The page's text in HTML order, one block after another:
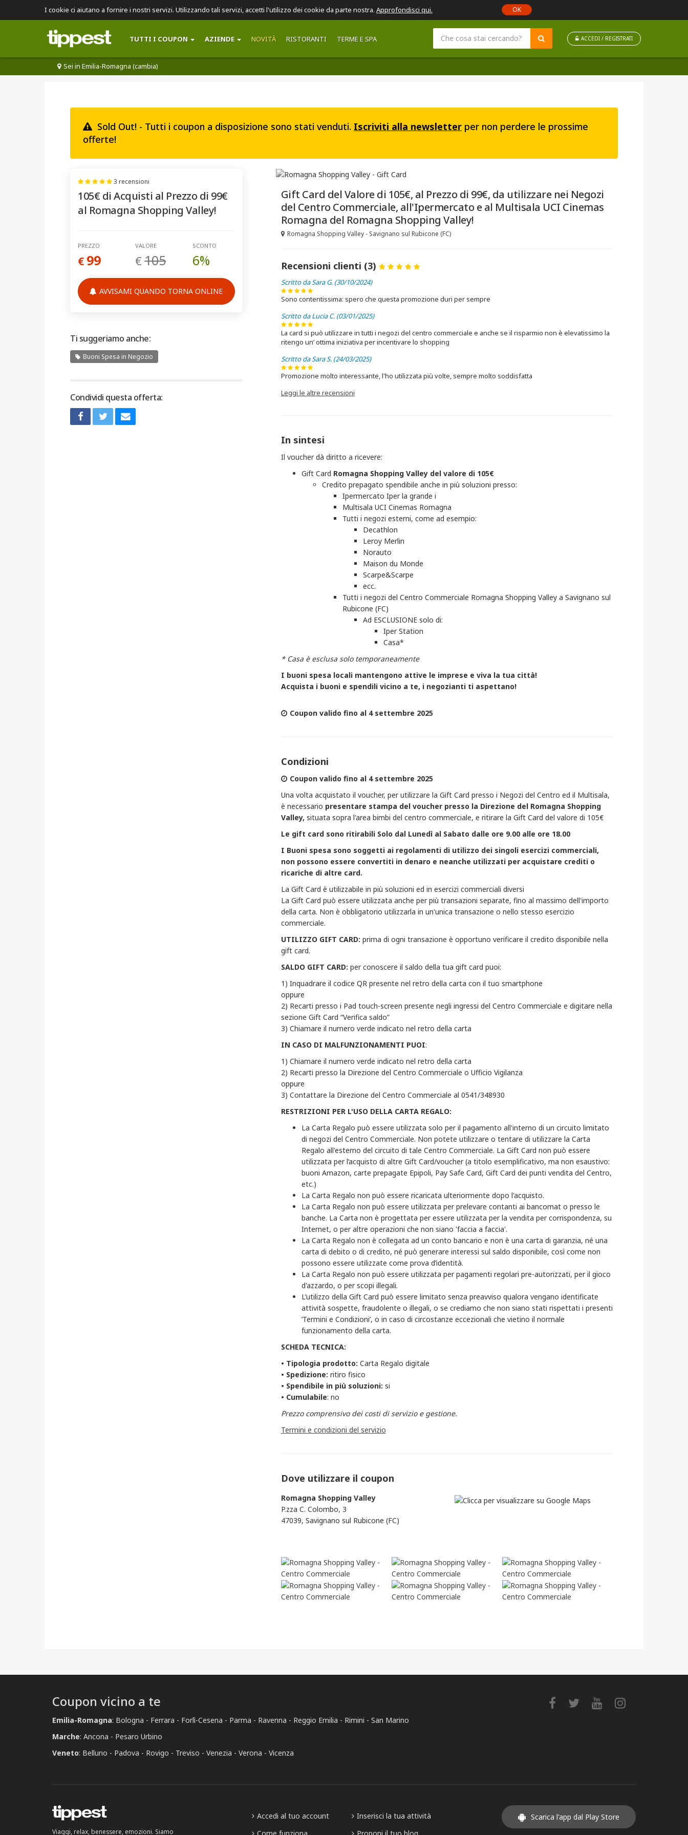
I cookie ci aiutano a fornire i nostri servizi. Utilizzando tali servizi, accetti l'utilizzo dei cookie da parte nostra. Approfondisci qui. OK
TUTTI I COUPON AZIENDE NOVITÀ RISTORANTI TERME E SPA ACCEDI / REGISTRATI
Sei in Emilia-Romagna (cambia)
Sold Out! - Tutti i coupon a disposizione sono stati venduti. Iscriviti alla newsletter per non perdere le prossime
offerte!
3 recensioni
105€ di Acquisti al Prezzo di 99€
al Romagna Shopping Valley!
PREZZO
€ 99
VALORE
€105
SCONTO
6%
AVVISAMI QUANDO TORNA ONLINE
Ti suggeriamo anche:
Buoni Spesa in Negozio
Condividi questa offerta:
Gift Card del Valore di 105€, al Prezzo di 99€, da utilizzare nei Negozi
del Centro Commerciale, all'Ipermercato e al Multisala UCI Cinemas
Romagna del Romagna Shopping Valley!
Romagna Shopping Valley - Savignano sul Rubicone (FC)
Recensioni clienti (3)
Scritto da Sara G. (30/10/2024)
Sono contentissima: spero che questa promozione duri per sempre
Scritto da Lucia C. (03/01/2025)
La card si può utilizzare in tutti i negozi del centro commerciale e anche se il risparmio non è elevatissimo la
ritengo un’ ottima iniziativa per incentivare lo shopping
Scritto da Sara S. (24/03/2025)
Promozione molto interessante, l'ho utilizzata più volte, sempre molto soddisfatta
Leggi le altre recensioni
In sintesi
Il voucher dà diritto a ricevere:
Gift Card Romagna Shopping Valley del valore di 105€
Credito prepagato spendibile anche in più soluzioni presso:
Ipermercato Iper la grande i
Multisala UCI Cinemas Romagna
Tutti i negozi esterni, come ad esempio:
Decathlon
Leroy Merlin
Norauto
Maison du Monde
Scarpe&Scarpe
ecc.
Tutti i negozi del Centro Commerciale Romagna Shopping Valley a Savignano sul
Rubicone (FC)
Ad ESCLUSIONE solo di:
Iper Station
Casa*
* Casa è esclusa solo temporaneamente
I buoni spesa locali mantengono attive le imprese e viva la tua città!
Acquista i buoni e spendili vicino a te, i negozianti ti aspettano!
Coupon valido fino al 4 settembre 2025
Condizioni
Coupon valido fino al 4 settembre 2025
Una volta acquistato il voucher, per utilizzare la Gift Card presso i Negozi del Centro ed il Multisala,
è necessario presentare stampa del voucher presso la Direzione del Romagna Shopping
Valley, situata sopra l'area bimbi del centro commerciale, e ritirare la Gift Card del valore di 105€
Le gift card sono ritirabili Solo dal Lunedì al Sabato dalle ore 9.00 alle ore 18.00
I Buoni spesa sono soggetti ai regolamenti di utilizzo dei singoli esercizi commerciali,
non possono essere convertiti in denaro e neanche utilizzati per acquistare crediti o
ricariche di altre card.
La Gift Card è utilizzabile in più soluzioni ed in esercizi commerciali diversi
La Gift Card può essere utilizzata anche per più transazioni separate, fino al massimo dell'importo
della carta. Non è obbligatorio utilizzarla in un'unica transazione o nello stesso esercizio
commerciale.
UTILIZZO GIFT CARD: prima di ogni transazione è opportuno verificare il credito disponibile nella
gift card.
SALDO GIFT CARD: per conoscere il saldo della tua gift card puoi:
1) Inquadrare il codice QR presente nel retro della carta con il tuo smartphone
oppure
2) Recarti presso i Pad touch-screen presente negli ingressi del Centro Commerciale e digitare nella
sezione Gift Card “Verifica saldo”
3) Chiamare il numero verde indicato nel retro della carta
IN CASO DI MALFUNZIONAMENTI PUOI:
1) Chiamare il numero verde indicato nel retro della carta
2) Recarti presso la Direzione del Centro Commerciale o Ufficio Vigilanza
oppure
3) Contattare la Direzione del Centro Commerciale al 0541/348930
RESTRIZIONI PER L'USO DELLA CARTA REGALO:
La Carta Regalo può essere utilizzata solo per il pagamento all'interno di un circuito limitato
di negozi del Centro Commerciale. Non potete utilizzare o tentare di utilizzare la Carta
Regalo all'esterno del circuito di tale Centro Commerciale. La Gift Card non può essere
utilizzata per l’acquisto di altre Gift Card/voucher (a titolo esemplificativo, ma non esaustivo:
buoni Amazon, carte prepagate Epipoli, Pay Safe Card, Gift Card dei punti vendita del Centro,
etc.)
La Carta Regalo non può essere ricaricata ulteriormente dopo l'acquisto.
La Carta Regalo non può essere utilizzata per prelevare contanti ai bancomat o presso le
banche. La Carta non è progettata per essere utilizzata per la vendita per corrispondenza, su
Internet, o per altre operazioni che non siano 'faccia a faccia'.
La Carta Regalo non è collegata ad un conto bancario e non è una carta di garanzia, né una
carta di debito o di credito, né può generare interessi sul saldo disponibile, così come non
possono essere utilizzate come prova d’identità.
La Carta Regalo non può essere utilizzata per pagamenti regolari pre-autorizzati, per il gioco
d'azzardo, o per scopi illegali.
L’utilizzo della Gift Card può essere limitato senza preavviso qualora vengano identificate
attività sospette, fraudolente o illegali, o se crediamo che non siano stati rispettati i presenti
‘Termini e Condizioni’, o in caso di circostanze eccezionali che vietino il normale
funzionamento della carta.
SCHEDA TECNICA:
• Tipologia prodotto: Carta Regalo digitale
• Spedizione: ritiro fisico
• Spendibile in più soluzioni: si
• Cumulabile: no
Prezzo comprensivo dei costi di servizio e gestione.
Termini e condizioni del servizio
Dove utilizzare il coupon
Romagna Shopping Valley
P.zza C. Colombo, 3
47039, Savignano sul Rubicone (FC)
Coupon vicino a te
Emilia-Romagna: Bologna Ferrara Forlì-Cesena Parma Ravenna Reggio Emilia Rimini
San Marino
Marche: Ancona
Pesaro Urbino
Veneto: Belluno Padova Rovigo Treviso Venezia Verona Vicenza
Viaggi, relax, benessere, emozioni. Siamo
Accedi al tuo account
Inserisci la tua attività
Scarica l'app dal Play Store